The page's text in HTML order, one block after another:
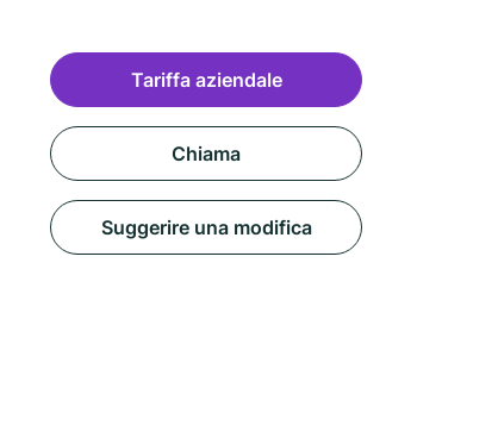
Tariffa aziendale
Chiama
Suggerire una modifica